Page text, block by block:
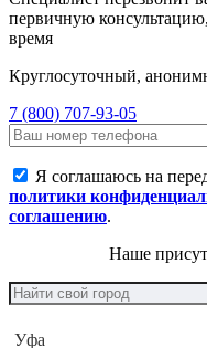
первичную
время
Круглосуточный,
7 (800) 707-93-05
Я соглашаюсь на
политики
соглашению.
Наше
Уфа